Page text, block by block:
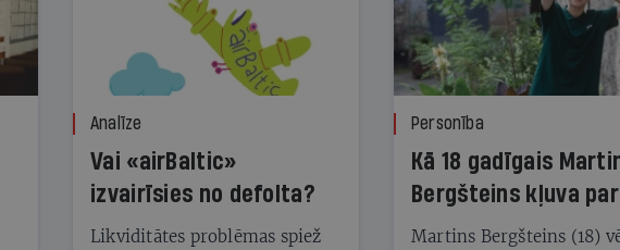
Analīze
Vai «airBaltic»
izvairīsies no defolta?
Likviditātes problēmas spiež
Personība
Kā 18 gadīgais
Bergšteins kļuva par
laika ziņu seju?
Martins Bergšteins (18)